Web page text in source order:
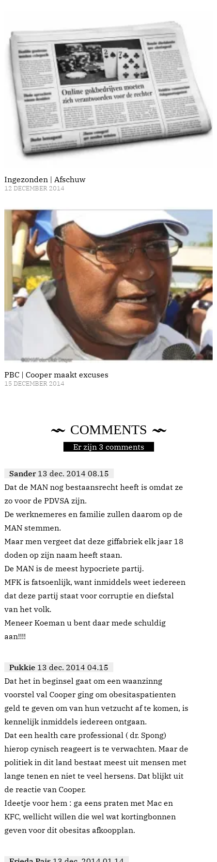
Ingezonden | Afschuw
12 DECEMBER 2014
PBC | Cooper maakt excuses
15 DECEMBER 2014
COMMENTS
Er zijn 3 comments
Sander 13 dec. 2014 08.15
Dat de MAN nog bestaansrecht heeft is omdat ze
zo voor de PDVSA zijn.
De werknemeres en familie zullen daarom op de
MAN stemmen.
Maar men vergeet dat deze giffabriek elk jaar 18
doden op zijn naam heeft staan.
De MAN is de meest hypocriete partij.
MFK is fatsoenlijk, want inmiddels weet iedereen
dat deze partij staat voor corruptie en diefstal
van het volk.
Meneer Koeman u bent daar mede schuldig
aan!!!!
Pukkie 13 dec. 2014 04.15
Dat het in beginsel gaat om een waanzinng
voorstel val Cooper ging om obesitaspatienten
geld te geven om van hun vetzucht af te komen, is
kennelijk inmiddels iedereen ontgaan.
Dat een health care professional ( dr. Spong)
hierop cynisch reageert is te verwachten. Maar de
politiek in dit land bestaat meest uit mensen met
lange tenen en niet te veel hersens. Dat blijkt uit
de reactie van Cooper.
Ideetje voor hem : ga eens praten met Mac en
KFC, wellicht willen die wel wat kortingbonnen
geven voor dit obesitas afkoopplan.